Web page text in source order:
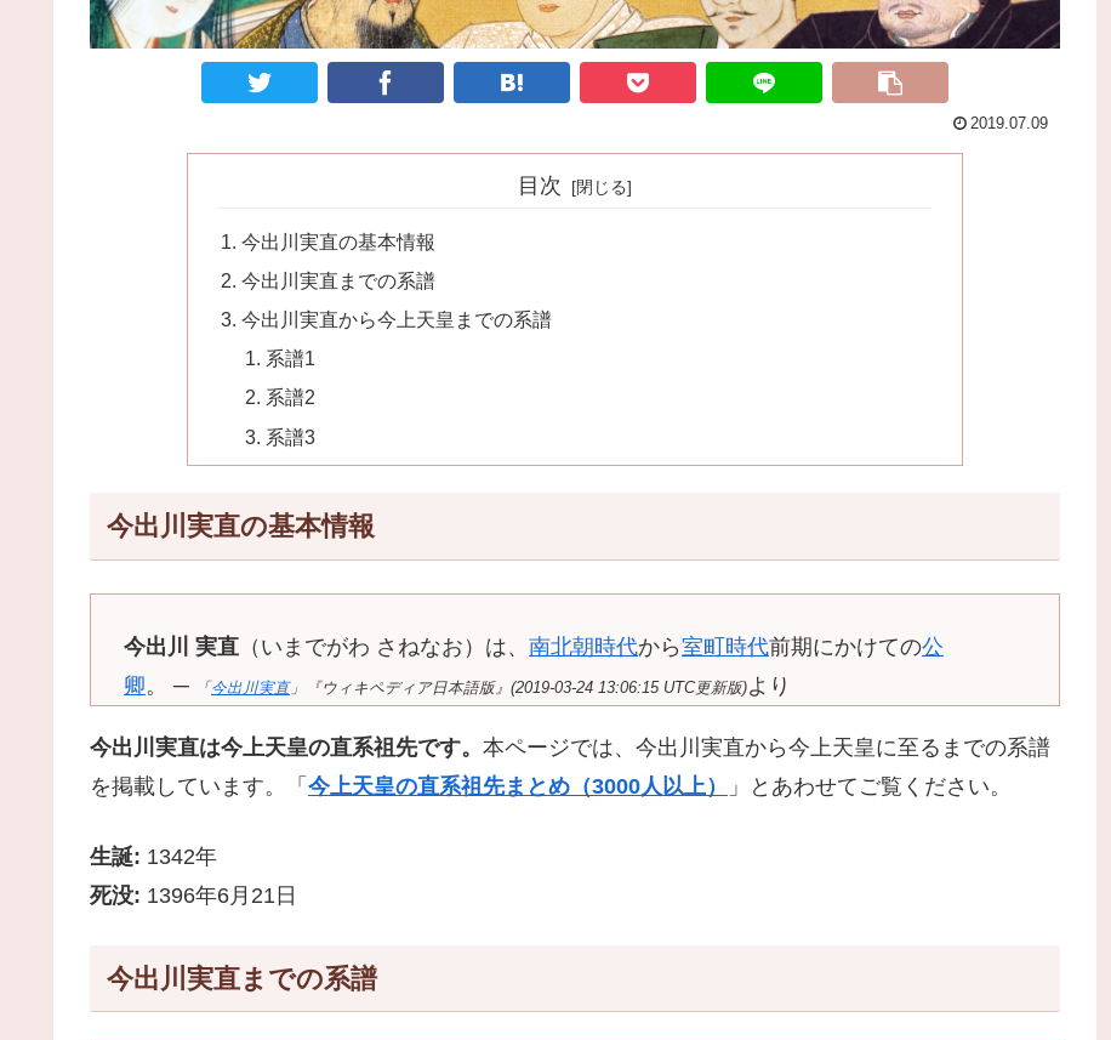
2019.07.09
目次
今出川実直の基本情報
今出川実直までの系譜
今出川実直から今上天皇までの系譜
系譜1
系譜2
系譜3
今出川実直の基本情報
今出川 実直 （いまでがわ さねなお）は、 南北朝時代から室町時代前期にかけての公
卿。 ─ 「 今出川実直」『ウィキペディア日本語版』(2019-03-24 13:06:15 UTC更新版)より
今出川実直は今上天皇の直系祖先です。 本ページでは、今出川実直から今上天皇に至るまでの系譜
を掲載しています。「 今上天皇の直系祖先まとめ（3000人以上） 」とあわせてご覧ください。
生誕: 1342年
死没: 1396年6月21日
今出川実直までの系譜